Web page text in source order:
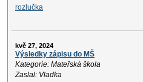
rozlučka
kvě 27, 2024
Výsledky zápisu do MŠ
Kategorie: Mateřská škola
Zaslal: Vladka